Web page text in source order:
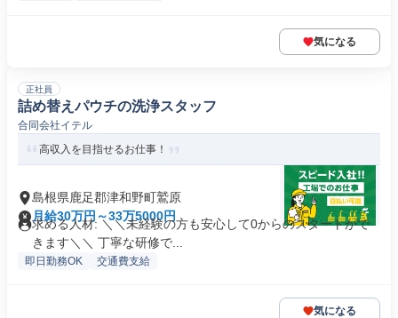
気になる
正社員
詰め替えパウチの洗浄スタッフ
合同会社イテル
高収入を目指せるお仕事！
島根県鹿足郡津和野町鷲原
月給30万円～33万5000円
求める人材: ＼＼未経験の方も安心して0からのスタートがで
きます＼＼ 丁寧な研修で...
即日勤務OK 交通費支給
気になる